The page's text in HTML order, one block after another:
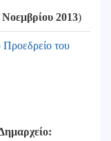
Νοεμβρίου 2013)
του